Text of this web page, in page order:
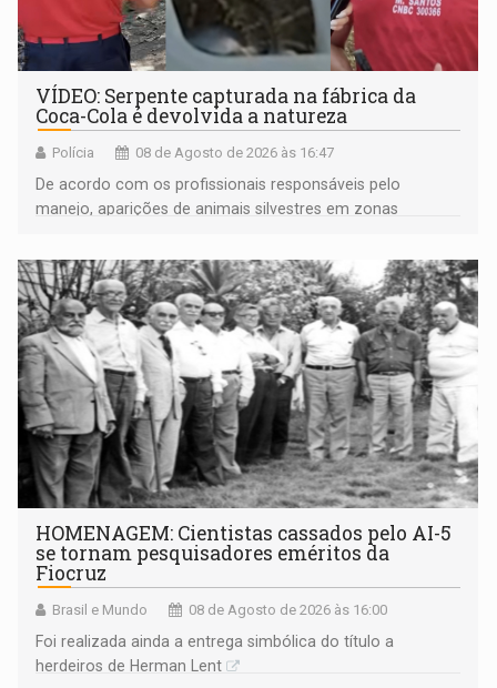
VÍDEO: Serpente capturada na fábrica da
Coca-Cola é devolvida a natureza
Polícia 08 de Agosto de 2026 às 16:47
De acordo com os profissionais responsáveis pelo
manejo, aparições de animais silvestres em zonas
HOMENAGEM: Cientistas cassados pelo AI-5
se tornam pesquisadores eméritos da
Fiocruz
Brasil e Mundo 08 de Agosto de 2026 às 16:00
Foi realizada ainda a entrega simbólica do título a
herdeiros de Herman Lent